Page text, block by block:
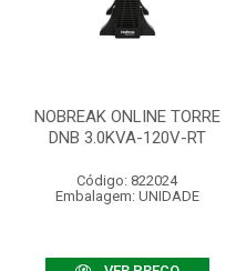
NOBREAK ONLINE TORRE
DNB 3.0KVA-120V-RT
Código: 822024
Embalagem: UNIDADE